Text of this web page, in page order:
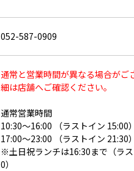
052-587-0909
通常と営業時間が異なる場合がご
細は店舗へご確認ください。
通常営業時間
10:30～16:00 （ラストイン 15:00
17:00～23:00 （ラストイン 21:30
※土日祝ランチは16:30まで（ラ
0）